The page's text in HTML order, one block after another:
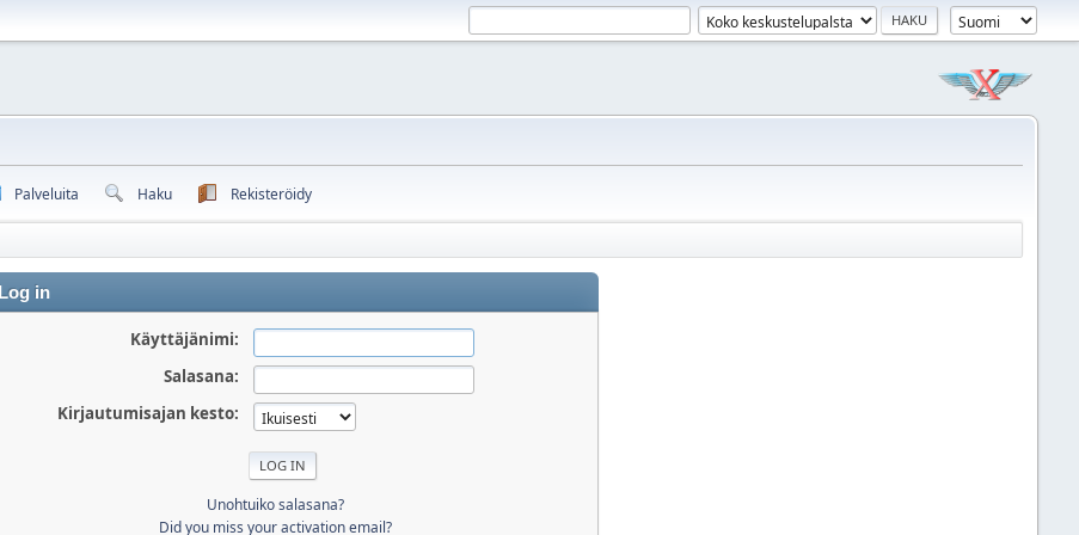
Palveluita Haku Rekisteröidy
Log in
Käyttäjänimi:
Salasana:
Kirjautumisajan kesto:
Unohtuiko salasana?
Did you miss your activation email?